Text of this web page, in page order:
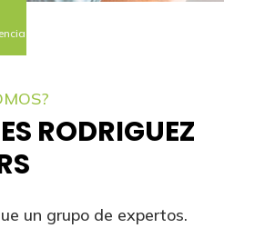
RODRIGUEZ
un grupo de expertos.